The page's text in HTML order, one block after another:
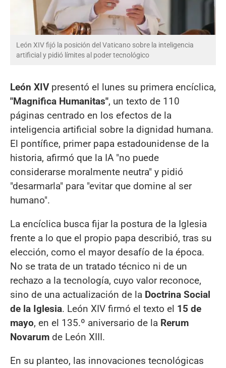
León XIV fijó la posición del Vaticano sobre la inteligencia
artificial y pidió límites al poder tecnológico
León XIVpresentó el lunes su primera encíclica,
"Magnifica Humanitas", un texto de 110
páginas centrado en los efectos de la
inteligencia artificial sobre la dignidad humana.
El pontífice, primer papa estadounidense de la
historia, afirmó que la IA "no puede
considerarse moralmente neutra" y pidió
"desarmarla" para "evitar que domine al ser
humano".
La encíclica busca fijar la postura de la Iglesia
frente a lo que el propio papa describió, tras su
elección, como el mayor desafío de la época.
No se trata de un tratado técnico ni de un
rechazo a la tecnología, cuyo valor reconoce,
sino de una actualización de la Doctrina Social
de la Iglesia. León XIV firmó el texto el 15 de
mayo, en el 135.º aniversario de la Rerum
Novarum de León XIII.
En su planteo, las innovaciones tecnológicas